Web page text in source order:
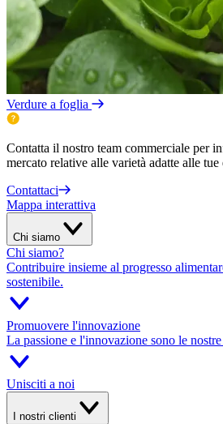
Verdure a foglia
Contatta il nostro team commerciale per
mercato relative alle varietà adatte alle tue
Contattaci
Mappa interattiva
Chi siamo
Chi siamo?
Contribuire insieme al progresso
sostenibile.
Promuovere l'innovazione
La passione e l'innovazione sono le
Unisciti a noi
I nostri clienti